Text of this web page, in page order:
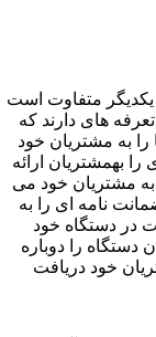
یکدیگر متفاوت است
های دارند که
به مشتریان خود
بهمشتریان ارائه
به مشتریان خود می
نامه ای را به
در دستگاه خود
را دوباره
خود دریافت